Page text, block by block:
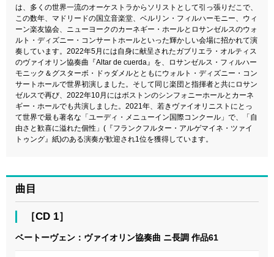
は、多くの世界一流のオーケストラからソリストとして引っ張りだこで、
この数年、マドリードの国立音楽堂、ベルリン・フィルハーモニー、ウィ
ーン楽友協会、ニューヨークのカーネギー・ホールとロサンゼルスのウォ
ルト・ディズニー・コンサートホールといった輝かしい会場に招かれて演
奏しています。2022年5月には自身に献呈されたガブリエラ・オルティス
のヴァイオリン協奏曲『Altar de cuerda』を、ロサンゼルス・フィルハー
モニック＆グスターボ・ドゥダメルとともにウォルト・ディズニー・コン
サートホールで世界初演しました。そして同じ楽団と指揮者と共にロサン
ゼルスで再び、2022年10月にはボストンのシンフォニーホールとカーネ
ギー・ホールでも共演しました。2021年、若きヴァイオリニストにとっ
て世界で最も著名な「ユーディ・メニューイン国際コンクール」で、「自
由さと歓喜に溢れた個性」(『フランクフルター・アルゲマイネ・ツァイ
トゥング』紙)のある演奏が歓迎され1位を獲得しています。
曲目
［CD 1］
ベートーヴェン：ヴァイオリン協奏曲 ニ長調 作品61